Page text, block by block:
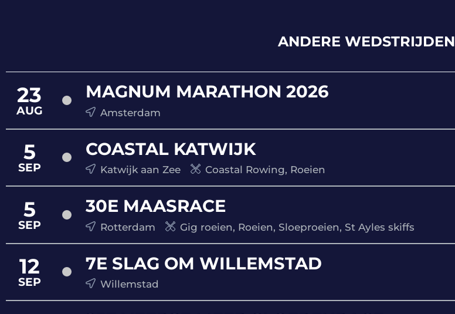
ANDERE WEDSTRIJDEN
23
AUG
MAGNUM MARATHON 2026
Amsterdam
5
SEP
COASTAL KATWIJK
Katwijk aan Zee Coastal Rowing, Roeien
5
SEP
30E MAASRACE
Rotterdam Gig roeien, Roeien, Sloeproeien, St Ayles skiffs
12
SEP
7E SLAG OM WILLEMSTAD
Willemstad